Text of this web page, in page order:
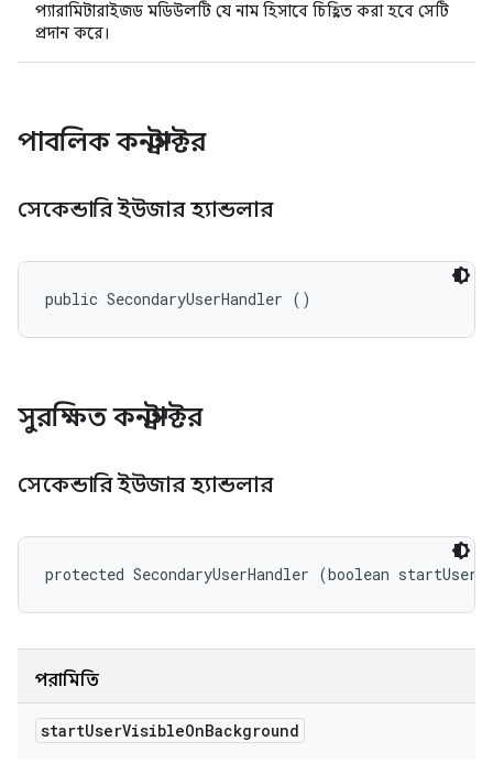
প্যারামিটারাইজড মডিউলটি যে নাম হিসাবে চিহ্নিত করা হবে সেটি
প্রদান করে।
পাবলিক কনস্ট্রাক্টর
সেকেন্ডারি ইউজার হ্যান্ডলার
public SecondaryUserHandler ()
সুরক্ষিত কনস্ট্রাক্টর
সেকেন্ডারি ইউজার হ্যান্ডলার
protected SecondaryUserHandler (boolean
পরামিতি
startUserVisibleOnBackground